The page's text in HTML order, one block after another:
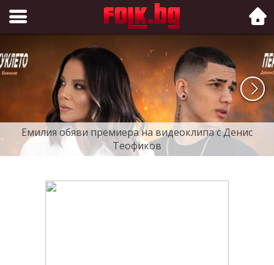
Folk.bg
Емилия обяви премиера на видеоклипа с Денис
Теофиков